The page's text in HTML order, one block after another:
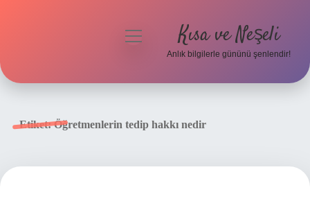
menüyü
Kısa ve Neşeli
Anlık bilgilerle gününü şenlendir!
Etiket:Öğretmenlerin tedip hakkı nedir